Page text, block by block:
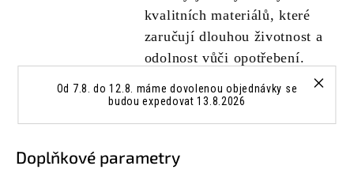
Od 7.8. do 12.8. máme dovolenou objednávky se
budou expedovat 13.8.2026
kvalitních materiálů, které
zaručují dlouhou životnost a
odolnost vůči opotřebení.
Doplňkové parametry